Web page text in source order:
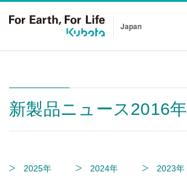
Japan
新製品ニュース2016年
2025年 2024年 2023年